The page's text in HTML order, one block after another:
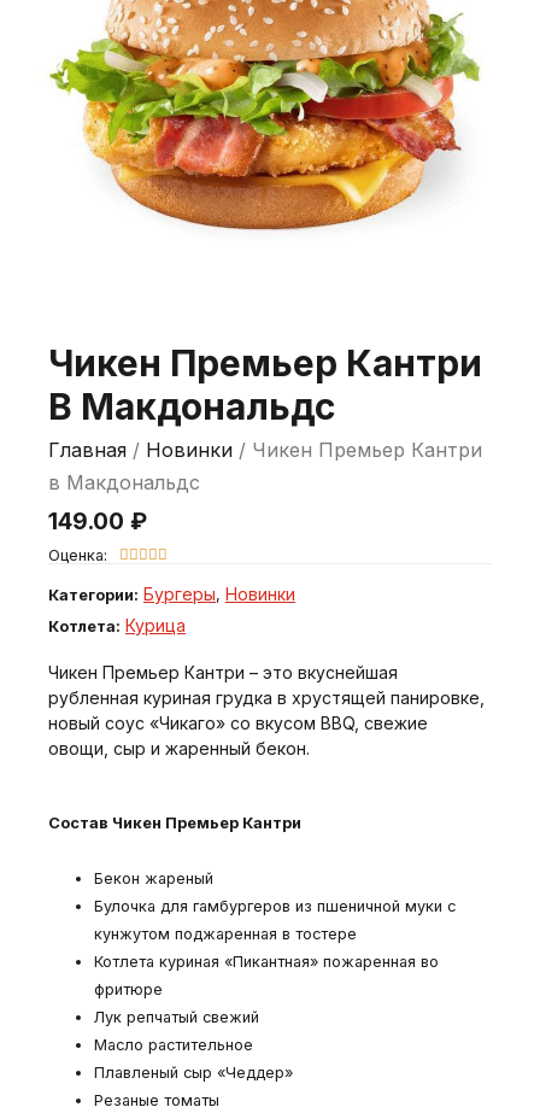
Чикен Премьер Кантри
В Макдональдс
Главная / Новинки / Чикен Премьер Кантри
в Макдональдс
149.00 ₽
Оценка: 
Категории: Бургеры, Новинки
Котлета: Курица
Чикен Премьер Кантри – это вкуснейшая
рубленная куриная грудка в хрустящей панировке,
новый соус «Чикаго» со вкусом BBQ, свежие
овощи, сыр и жаренный бекон.
Состав Чикен Премьер Кантри
Бекон жареный
Булочка для гамбургеров из пшеничной муки с
кунжутом поджаренная в тостере
Котлета куриная «Пикантная» пожаренная во
фритюре
Лук репчатый свежий
Масло растительное
Плавленый сыр «Чеддер»
Резаные томаты